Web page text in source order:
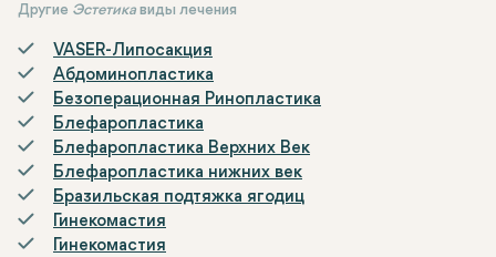
Другие Эстетика виды лечения
VASER-Липосакция
Абдоминопластика
Безоперационная Ринопластика
Блефаропластика
Блефаропластика Верхних Век
Блефаропластика нижних век
Бразильская подтяжка ягодиц
Гинекомастия
Гинекомастия